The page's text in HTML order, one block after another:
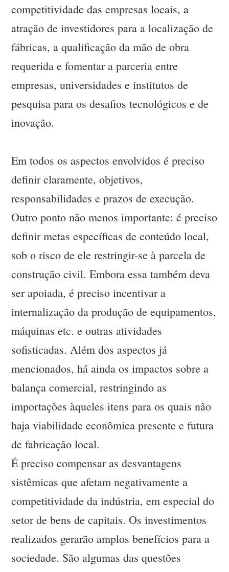
competitividade das empresas locais, a
atração de investidores para a localização de
fábricas, a qualificação da mão de obra
requerida e fomentar a parceria entre
empresas, universidades e institutos de
pesquisa para os desafios tecnológicos e de
inovação.
Em todos os aspectos envolvidos é preciso
definir claramente, objetivos,
responsabilidades e prazos de execução.
Outro ponto não menos importante: é preciso
definir metas específicas de conteúdo local,
sob o risco de ele restringir-se à parcela de
construção civil. Embora essa também deva
ser apoiada, é preciso incentivar a
internalização da produção de equipamentos,
máquinas etc. e outras atividades
sofisticadas. Além dos aspectos já
mencionados, há ainda os impactos sobre a
balança comercial, restringindo as
importações àqueles itens para os quais não
haja viabilidade econômica presente e futura
de fabricação local.
É preciso compensar as desvantagens
sistêmicas que afetam negativamente a
competitividade da indústria, em especial do
setor de bens de capitais. Os investimentos
realizados gerarão amplos benefícios para a
sociedade. São algumas das questões